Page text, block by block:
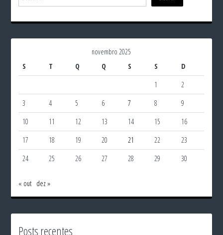
novembro 2025
S
T Q Q S S
D
1
2
3
4 5 6 7 8
9
10
11 12 13 14 15
16
17
18 19 20 21 22
23
24
25 26 27 28 29 30
« out dez »
Posts recentes